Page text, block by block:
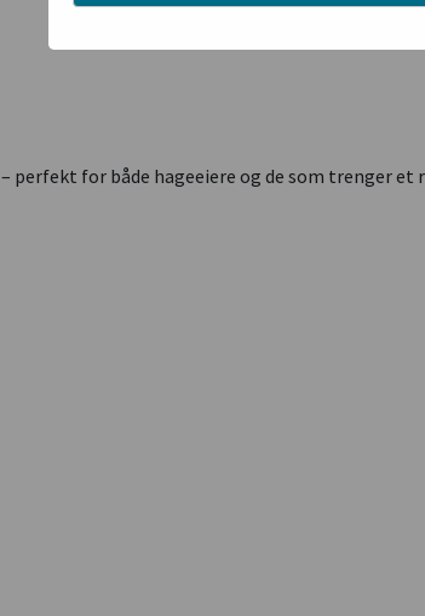
– perfekt for både hageeiere og de som trenger